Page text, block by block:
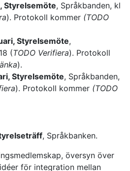
Styrelsemöte, Språkbanden, kl
). Protokoll kommer (TODO
Styrelsemöte,
(TODO Verifiera). Protokoll
).
Styrelsemöte, Språkbanden,
). Protokoll kommer (TODO
, Språkbanken.
översyn över
för integration mellan